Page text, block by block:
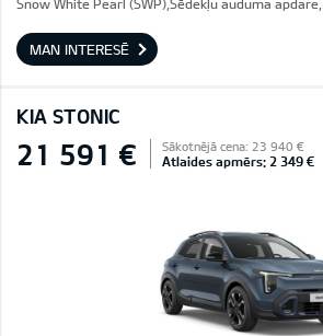
Snow White Pearl (SWP),Sēdekļu auduma
MAN INTERESĒ
KIA STONIC
21 591 € Sākotnējā cena: 23 940 €
Atlaides apmērs: 2 349 €